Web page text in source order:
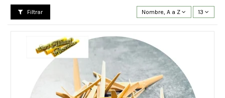
Filtrar Nombre, A a Z 13